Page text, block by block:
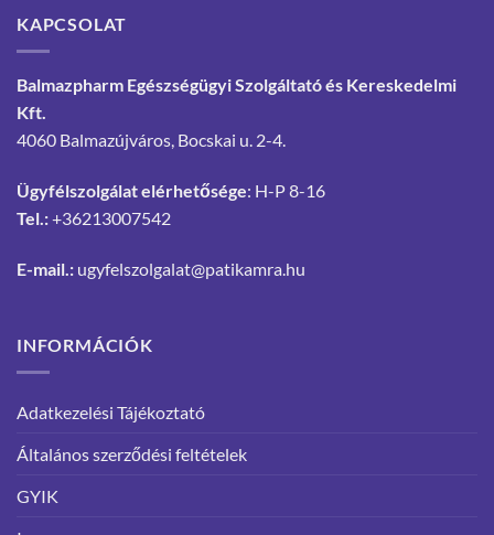
KAPCSOLAT
Balmazpharm Egészségügyi Szolgáltató és Kereskedelmi
Kft.
4060 Balmazújváros, Bocskai u. 2-4.
Ügyfélszolgálat elérhetősége: H-P 8-16
Tel.:+36213007542
E-mail.: ugyfelszolgalat@patikamra.hu
INFORMÁCIÓK
Adatkezelési Tájékoztató
Általános szerződési feltételek
GYIK